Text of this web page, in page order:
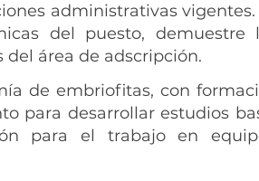
administrativas vigentes.
del puesto, demuestre
área de adscripción.
de embriofitas, con
para desarrollar estudios
para el trabajo en